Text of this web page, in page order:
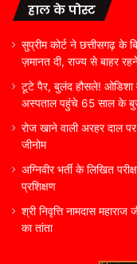
हाल के पोस्ट
सुप्रीम कोर्ट ने छत्तीसगढ़ के
ज़मानत दी, राज्य से बाहर रहने
टूटे पैर, बुलंद हौसले! ओडिशा
अस्पताल पहुंचे 65 साल के
रोज खाने वाली अरहर दाल
जीनोम
अग्निवीर भर्ती के लिखित
प्रशिक्षण
श्री निवृत्ति नामदास
का तांता